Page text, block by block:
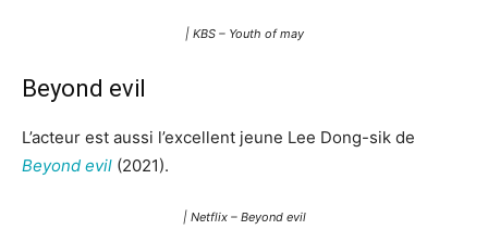
| KBS – Youth of may
Beyond evil
L’acteur est aussi l’excellent jeune Lee Dong-sik de
Beyond evil (2021).
| Netflix – Beyond evil